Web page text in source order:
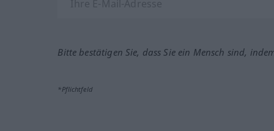
Bitte bestätigen Sie, dass Sie ein Mensch sind,
*Pflichtfeld